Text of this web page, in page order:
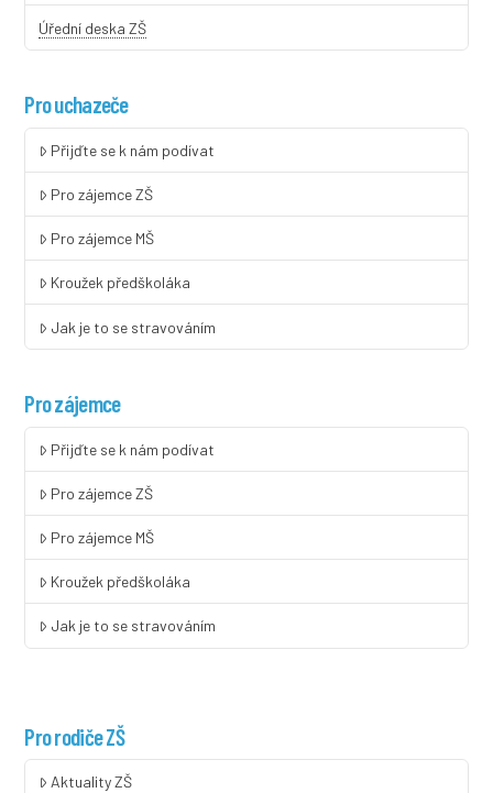
Úřední deska ZŠ
Pro uchazeče
Přijďte se k nám podívat
Pro zájemce ZŠ
Pro zájemce MŠ
Kroužek předškoláka
Jak je to se stravováním
Pro zájemce
Přijďte se k nám podívat
Pro zájemce ZŠ
Pro zájemce MŠ
Kroužek předškoláka
Jak je to se stravováním
Pro rodiče ZŠ
Aktuality ZŠ